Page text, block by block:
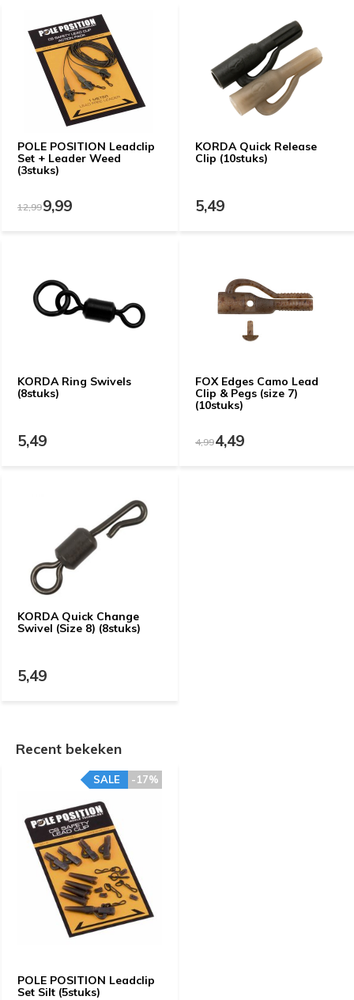
POLE POSITION Leadclip
Set + Leader Weed
(3stuks)
12,999,99
KORDA Quick Release
Clip (10stuks)
5,49
KORDA Ring Swivels
(8stuks)
5,49
FOX Edges Camo Lead
Clip & Pegs (size 7)
(10stuks)
4,994,49
KORDA Quick Change
Swivel (Size 8) (8stuks)
5,49
Recent bekeken
POLE POSITION Leadclip
Set Silt (5stuks)
-17%
SALE